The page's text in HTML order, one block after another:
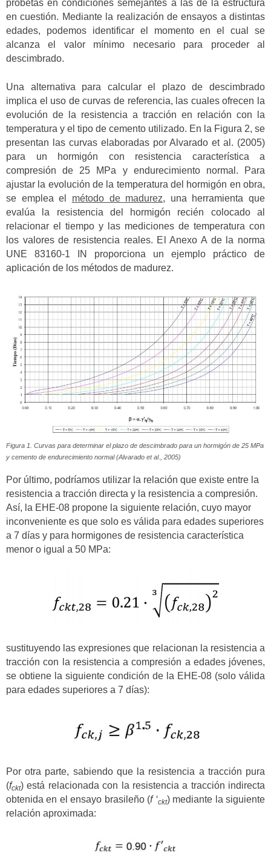
probetas en condiciones semejantes a las de la estructura
en cuestión. Mediante la realización de ensayos a distintas
edades, podemos identificar el momento en el cual se
alcanza el valor mínimo necesario para proceder al
descimbrado.
Una alternativa para calcular el plazo de descimbrado
implica el uso de curvas de referencia, las cuales ofrecen la
evolución de la resistencia a tracción en relación con la
temperatura y el tipo de cemento utilizado. En la Figura 2, se
presentan las curvas elaboradas por Alvarado et al. (2005)
para un hormigón con resistencia característica a
compresión de 25 MPa y endurecimiento normal. Para
ajustar la evolución de la temperatura del hormigón en obra,
se emplea el método de madurez, una herramienta que
evalúa la resistencia del hormigón recién colocado al
relacionar el tiempo y las mediciones de temperatura con
los valores de resistencia reales. El Anexo A de la norma
UNE 83160-1 IN proporciona un ejemplo práctico de
aplicación de los métodos de madurez.
Figura 1. Curvas para determinar el plazo de descimbrado para un hormigón de 25 MPa
y cemento de endurecimiento normal (Alvarado et al., 2005)
Por último, podríamos utilizar la relación que existe entre la
resistencia a tracción directa y la resistencia a compresión.
Así, la EHE-08 propone la siguiente relación, cuyo mayor
inconveniente es que solo es válida para edades superiores
a 7 días y para hormigones de resistencia característica
menor o igual a 50 MPa:
sustituyendo las expresiones que relacionan la resistencia a
tracción con la resistencia a compresión a edades jóvenes,
se obtiene la siguiente condición de la EHE-08 (solo válida
para edades superiores a 7 días):
Por otra parte, sabiendo que la resistencia a tracción pura
(fckt) está relacionada con la resistencia a tracción indirecta
obtenida en el ensayo brasileño (f ‘ckt) mediante la siguiente
relación aproximada: